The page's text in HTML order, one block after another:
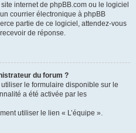
internet de phpBB.com ou le logiciel
courrier électronique à phpBB
partie de ce logiciel, attendez-vous
de réponse.
du forum ?
le formulaire disponible sur le
a été activée par les
utiliser le lien « L’équipe ».